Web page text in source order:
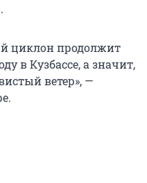
циклон продолжит
в Кузбассе, а значит,
ветер», —